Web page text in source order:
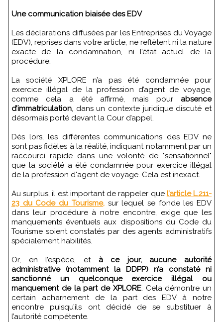
Une communication biaisée des EDV
Les déclarations diffusées par les Entreprises du Voyage
(EDV), reprises dans votre article, ne reflètent ni la nature
exacte de la condamnation, ni l’état actuel de la
procédure.
La société XPLORE n’a pas été condamnée pour
exercice illégal de la profession d’agent de voyage,
comme cela a été affirmé, mais pour absence
d’immatriculation, dans un contexte juridique discuté et
désormais porté devant la Cour d’appel.
Dès lors, les différentes communications des EDV ne
sont pas fidèles à la réalité, indiquant notamment par un
raccourci rapide dans une volonté de "sensationnel"
que la société a été condamnée pour exercice illégal
de la profession d'agent de voyage. Cela est inexact.
Au surplus, il est important de rappeler que l’article L.211-
23 du Code du Tourisme,sur lequel se fonde les EDV
dans leur procédure à notre encontre, exige que les
manquements éventuels aux dispositions du Code du
Tourisme soient constatés par des agents administratifs
spécialement habilités.
Or, en l’espèce, et à ce jour, aucune autorité
administrative (notamment la DDPP) n’a constaté ni
sanctionné un quelconque exercice illégal ou
manquement de la part de XPLORE. Cela démontre un
certain acharnement de la part des EDV à notre
encontre puisqu’ils ont décidé de se substituer à
l’autorité compétente.